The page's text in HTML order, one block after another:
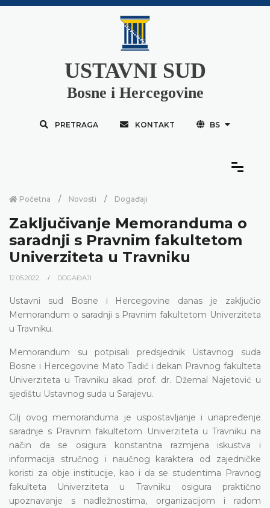
USTAVNI SUD
Bosne i Hercegovine
PRETRAGA KONTAKT BS
Početna Novosti Događaji
Zaključivanje Memoranduma o
saradnji s Pravnim fakultetom
Univerziteta u Travniku
12.05.2022. DOGAĐAJI
Ustavni sud Bosne i Hercegovine danas je zaključio
Memorandum o saradnji s Pravnim fakultetom Univerziteta
u Travniku.
Memorandum su potpisali predsjednik Ustavnog suda
Bosne i Hercegovine Mato Tadić i dekan Pravnog fakulteta
Univerziteta u Travniku akad. prof. dr. Džemal Najetović u
sjedištu Ustavnog suda u Sarajevu.
Cilj ovog memoranduma je uspostavljanje i unapređenje
saradnje s Pravnim fakultetom Univerziteta u Travniku na
način da se osigura konstantna razmjena iskustva i
informacija stručnog i naučnog karaktera od zajedničke
koristi za obje institucije, kao i da se studentima Pravnog
fakulteta Univerziteta u Travniku osigura praktično
upoznavanje s nadležnostima, organizacijom i radom